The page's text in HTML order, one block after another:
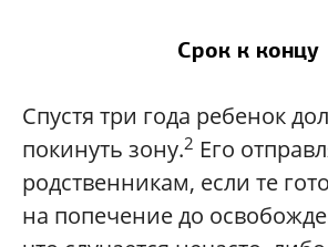
Срок к концу
Спустя три года ребенок
покинуть зону.2 Его
родственникам, если те
на попечение до